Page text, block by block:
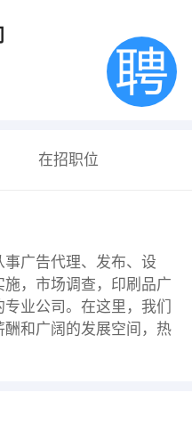
在招职位
广告代理、发布、设
，市场调查，印刷品广
业公司。在这里，我们
和广阔的发展空间，热